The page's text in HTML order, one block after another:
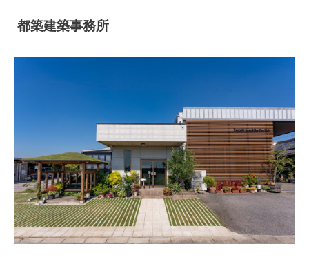
都築建築事務所